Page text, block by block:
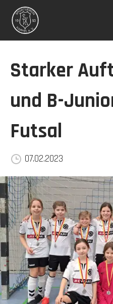
Starker
und B-
Futsal
07.02.2023